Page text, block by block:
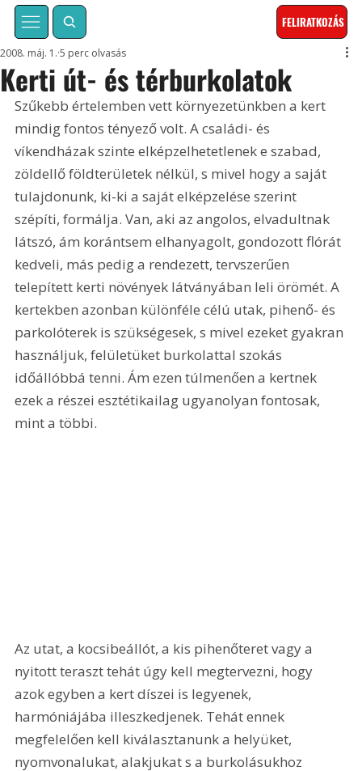
FELIRATKOZÁS
Kerti út- és térburkolatok
2008. máj. 1. 5 perc olvasás
Szűkebb értelemben vett környezetünkben a kert
mindig fontos tényező volt. A családi- és
víkendházak szinte elképzelhetetlenek e szabad,
zöldellő földterületek nélkül, s mivel hogy a saját
tulajdonunk, ki-ki a saját elképzelése szerint
szépíti, formálja. Van, aki az angolos, elvadultnak
látszó, ám korántsem elhanyagolt, gondozott flórát
kedveli, más pedig a rendezett, tervszerűen
telepített kerti növények látványában leli örömét. A
kertekben azonban különféle célú utak, pihenő- és
parkolóterek is szükségesek, s mivel ezeket gyakran
használjuk, felületüket burkolattal szokás
időállóbbá tenni. Ám ezen túlmenően a kertnek
ezek a részei esztétikailag ugyanolyan fontosak,
mint a többi.
Az utat, a kocsibeállót, a kis pihenőteret vagy a
nyitott teraszt tehát úgy kell megtervezni, hogy
azok egyben a kert díszei is legyenek,
harmóniájába illeszkedjenek. Tehát ennek
megfelelően kell kiválasztanunk a helyüket,
nyomvonalukat, alakjukat s a burkolásukhoz